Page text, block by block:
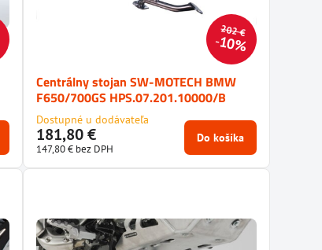
202 €
10%
Centrálny stojan SW-MOTECH BMW
F650/700GS HPS.07.201.10000/B
Dostupné u dodávateľa
181,80 €
147,80 € bez DPH
Do košíka